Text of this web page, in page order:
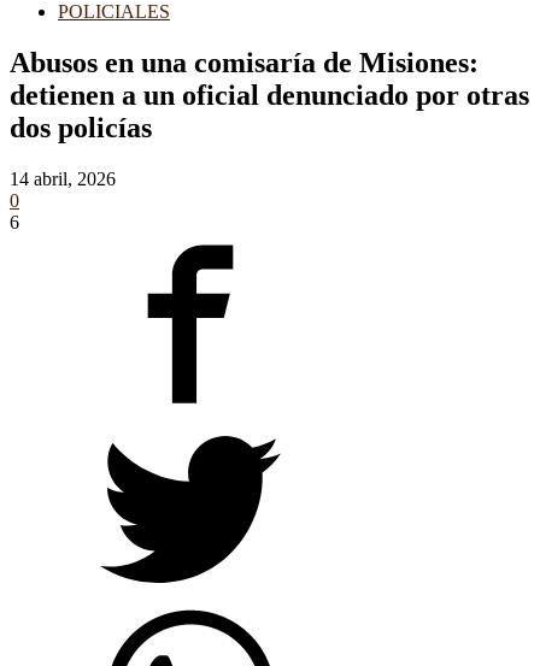
POLICIALES
Abusos en una comisaría de Misiones:
detienen a un oficial denunciado por otras
dos policías
14 abril, 2026
0
6